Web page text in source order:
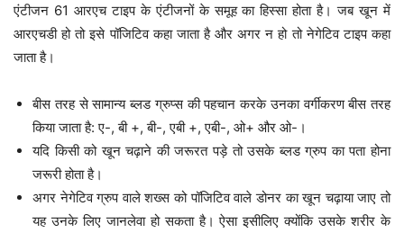
एंटीजन 61 आरएच टाइप के एंटीजनों के समूह का हिस्सा होता है। जब खून में
आरएचडी हो तो इसे पॉजिटिव कहा जाता है और अगर न हो तो नेगेटिव टाइप कहा
जाता है।
बीस तरह से सामान्य ब्लड ग्रुप्स की पहचान करके उनका वर्गीकरण बीस तरह
किया जाता है: ए-, बी +, बी-, एबी +, एबी-, ओ+ और ओ-।
यदि किसी को खून चढ़ाने की जरूरत पड़े तो उसके ब्लड ग्रुप का पता होना
जरूरी होता है।
अगर नेगेटिव ग्रुप वाले शख्स को पॉजिटिव वाले डोनर का खून चढ़ाया जाए तो
यह उनके लिए जानलेवा हो सकता है। ऐसा इसीलिए क्योंकि उसके शरीर के